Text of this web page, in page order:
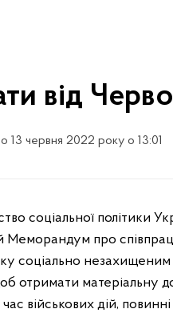
від
13 червня 2022 року о 13:01
соціальної політики
Меморандум про
соціально
отримати матеріальну
військових дій,